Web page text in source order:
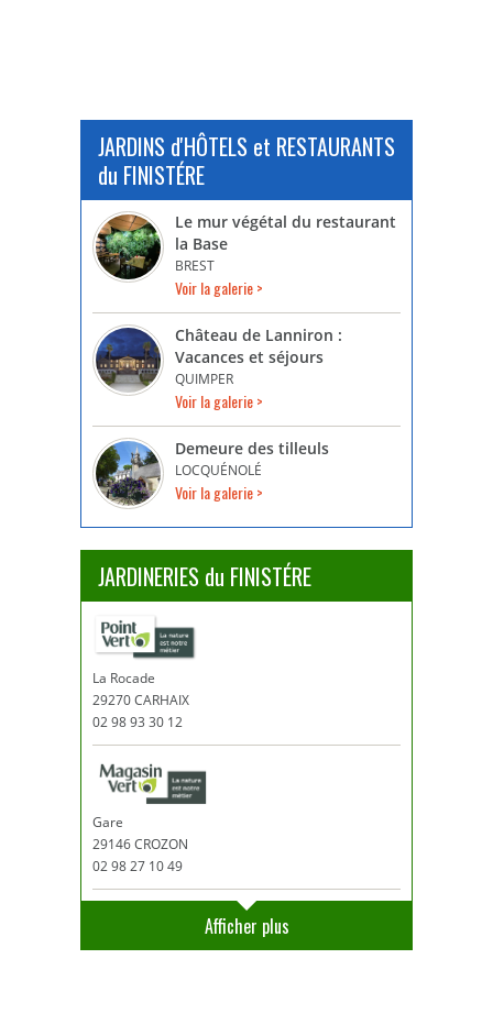
JARDINS d'HÔTELS et RESTAURANTS
du FINISTÉRE
Le mur végétal du restaurant
la Base
BREST
Voir la galerie >
Château de Lanniron :
Vacances et séjours
QUIMPER
Voir la galerie >
Demeure des tilleuls
LOCQUÉNOLÉ
Voir la galerie >
JARDINERIES du FINISTÉRE
La Rocade
29270 CARHAIX
02 98 93 30 12
Gare
29146 CROZON
02 98 27 10 49
Afficher plus